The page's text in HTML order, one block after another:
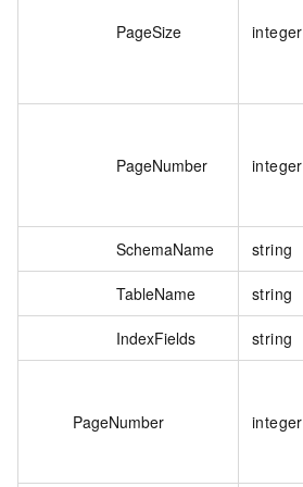
PageSize integer
PageNumber integer
SchemaName string
TableName string
IndexFields string
PageNumber integer